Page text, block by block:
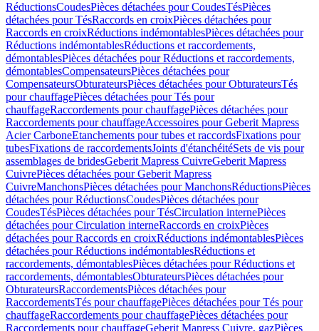
RéductionsCoudesPièces détachées pour CoudesTésPièces
détachées pour TésRaccords en croixPièces détachées pour
Raccords en croixRéductions indémontablesPièces détachées pour
Réductions indémontablesRéductions et raccordements,
démontablesPièces détachées pour Réductions et raccordements,
démontablesCompensateursPièces détachées pour
CompensateursObturateursPièces détachées pour ObturateursTés
pour chauffagePièces détachées pour Tés pour
chauffageRaccordements pour chauffagePièces détachées pour
Raccordements pour chauffageAccessoires pour Geberit Mapress
Acier CarboneEtanchements pour tubes et raccordsFixations pour
tubesFixations de raccordementsJoints d'étanchéitéSets de vis pour
assemblages de bridesGeberit Mapress CuivreGeberit Mapress
CuivrePièces détachées pour Geberit Mapress
CuivreManchonsPièces détachées pour ManchonsRéductionsPièces
détachées pour RéductionsCoudesPièces détachées pour
CoudesTésPièces détachées pour TésCirculation internePièces
détachées pour Circulation interneRaccords en croixPièces
détachées pour Raccords en croixRéductions indémontablesPièces
détachées pour Réductions indémontablesRéductions et
raccordements, démontablesPièces détachées pour Réductions et
raccordements, démontablesObturateursPièces détachées pour
ObturateursRaccordementsPièces détachées pour
RaccordementsTés pour chauffagePièces détachées pour Tés pour
chauffageRaccordements pour chauffagePièces détachées pour
Raccordements pour chauffageGeberit Mapress Cuivre, gazPièces